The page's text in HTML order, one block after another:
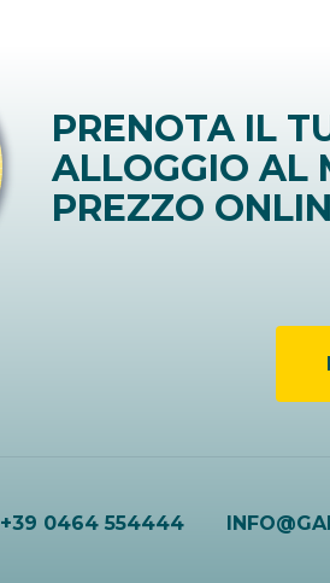
PRENOTA IL
ALLOGGIO AL
PREZZO
+39 0464 554444